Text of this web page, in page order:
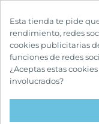
INICIO CUIDADOS
Esta tienda te pide
rendimiento, redes
cookies publicitarias
funciones de redes
¿Aceptas estas
involucrados?